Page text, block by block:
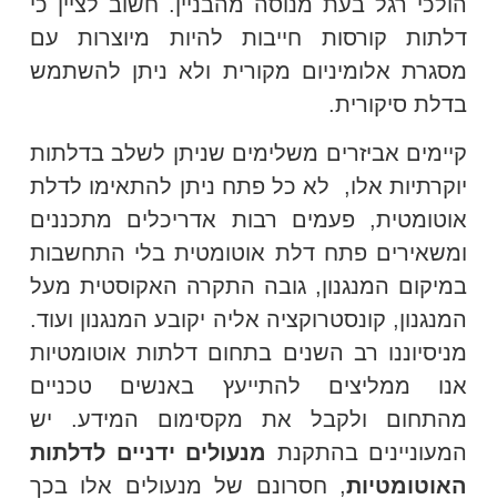
דלתות קורסות חייבות להיות מיוצרות עם
מסגרת אלומיניום מקורית ולא ניתן להשתמש
בדלת סיקורית.
קיימים אביזרים משלימים שניתן לשלב בדלתות
יוקרתיות אלו, לא כל פתח ניתן להתאימו לדלת
אוטומטית, פעמים רבות אדריכלים מתכננים
ומשאירים פתח דלת אוטומטית בלי התחשבות
במיקום המנגנון, גובה התקרה האקוסטית מעל
המנגנון, קונסטרוקציה אליה יקובע המנגנון ועוד.
מניסיוננו רב השנים בתחום דלתות אוטומטיות
אנו ממליצים להתייעץ באנשים טכניים
מהתחום ולקבל את מקסימום המידע. יש
המעוניינים בהתקנת מנעולים ידניים לדלתות
האוטומטיות, חסרונם של מנעולים אלו בכך